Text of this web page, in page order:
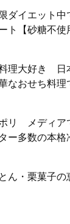
ダイエット中
ト【砂糖不使
理大好き 日
なおせち料理
リ メディア
ー多数の本格
ん・栗菓子の